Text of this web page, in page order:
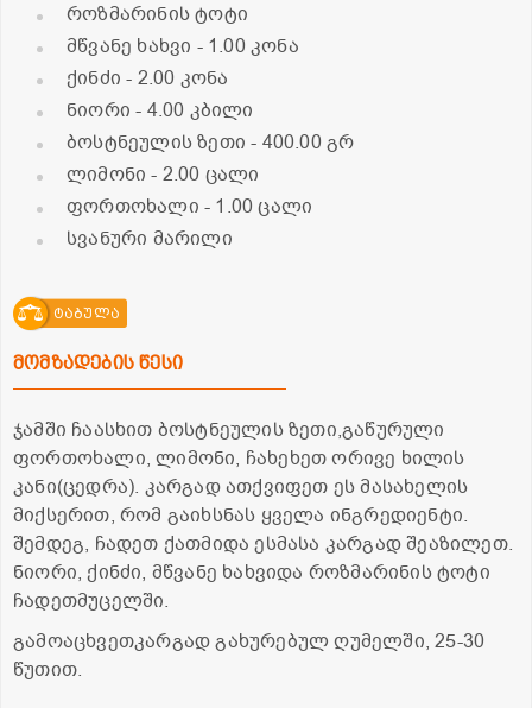
როზმარინის ტოტი
მწვანე ხახვი - 1.00 კონა
ქინძი- 2.00 კონა
ნიორი- 4.00 კბილი
ბოსტნეულის ზეთი- 400.00 გრ
ლიმონი- 2.00 ცალი
ფორთოხალი - 1.00 ცალი
სვანური მარილი
ტაბულა
მომზადების წესი
ჯამში ჩაასხით ბოსტნეულის ზეთი,გაწურული
ფორთოხალი, ლიმონი, ჩახეხეთ ორივე ხილის
კანი(ცედრა). კარგად ათქვიფეთ ეს მასახელის
მიქსერით, რომ გაიხსნას ყველა ინგრედიენტი.
შემდეგ, ჩადეთ ქათმიდა ესმასა კარგად შეაზილეთ.
ნიორი, ქინძი, მწვანე ხახვიდა როზმარინის ტოტი
ჩადეთმუცელში.
გამოაცხვეთკარგად გახურებულ ღუმელში, 25-30
წუთით.